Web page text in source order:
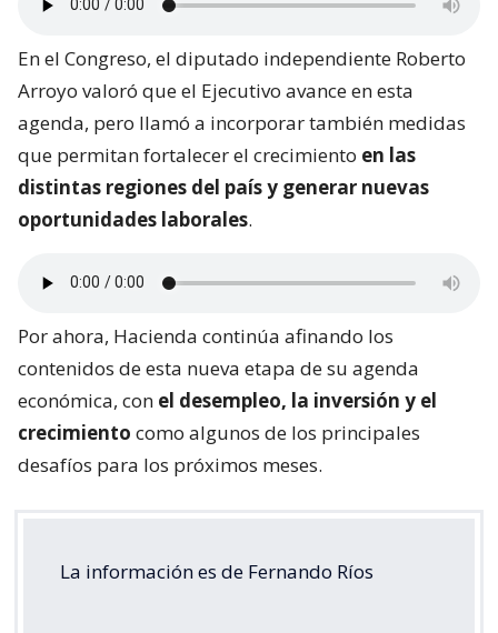
En el Congreso, el diputado independiente Roberto
Arroyo valoró que el Ejecutivo avance en esta
agenda, pero llamó a incorporar también medidas
que permitan fortalecer el crecimiento en las
distintas regiones del país y generar nuevas
oportunidades laborales.
Por ahora, Hacienda continúa afinando los
contenidos de esta nueva etapa de su agenda
económica, con el desempleo, la inversión y el
crecimiento como algunos de los principales
desafíos para los próximos meses.
La información es de Fernando Ríos